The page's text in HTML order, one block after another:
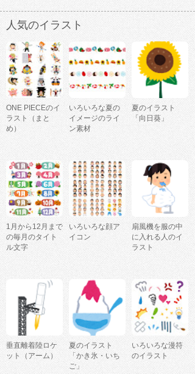
人気のイラスト
ONE PIECEのイ
ラスト（まと
め）
いろいろな夏の
イメージのライ
ン素材
夏のイラスト
「向日葵」
1月から12月まで
の毎月のタイト
ル文字
いろいろな顔ア
イコン
扇風機を服の中
に入れる人のイ
ラスト
垂直離着陸ロケ
ット（アーム）
夏のイラスト
「かき氷・いち
ご」
いろいろな漫符
のイラスト